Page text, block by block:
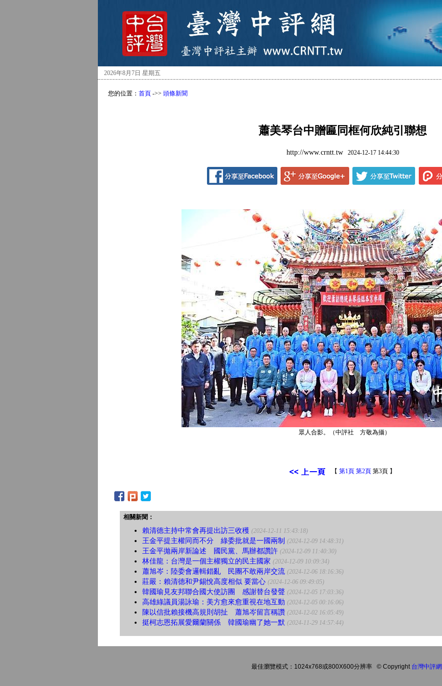
2026年8月7日 星期五
您的位置： 首頁 ->> 頭條新聞
蕭美琴台中贈匾同框何欣純引聯想
http://www.crntt.tw2024-12-17 14:44:30
眾人合影。（中評社 方敬為攝）
【 第1頁 第2頁 第3頁 】
相關新聞：
賴清德主持中常會再提出訪三收穫 (2024-12-11 15:43:18)
王金平提主權同而不分 綠委批就是一國兩制 (2024-12-09 14:48:31)
王金平拋兩岸新論述 國民黨、馬辦都讚許 (2024-12-09 11:40:30)
林佳龍：台灣是一個主權獨立的民主國家 (2024-12-09 10:09:34)
蕭旭岑：陸委會邏輯錯亂 民團不敢兩岸交流 (2024-12-06 18:16:36)
莊嚴：賴清德和尹錫悅高度相似 要當心 (2024-12-06 09:49:05)
韓國瑜見友邦聯合國大使訪團 感謝替台發聲 (2024-12-05 17:03:36)
高雄綠議員湯詠瑜：美方愈來愈重視在地互動 (2024-12-05 00:16:06)
陳以信批賴接機高規則胡扯 蕭旭岑留言稱讚 (2024-12-02 16:05:49)
挺柯志恩拓展愛爾蘭關係 韓國瑜幽了她一默 (2024-11-29 14:57:44)
最佳瀏覽模式：1024x768或800X600分辨率 © Copyright 台灣中評網